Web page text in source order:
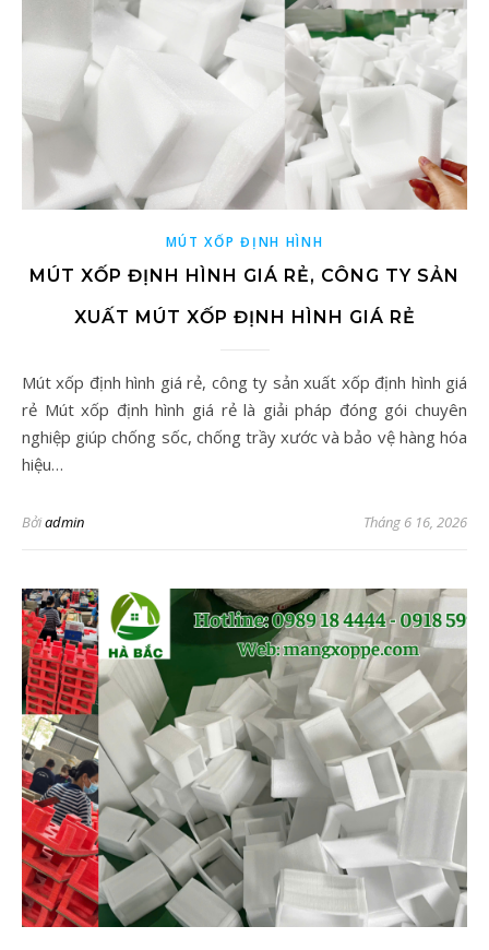
MÚT XỐP ĐỊNH HÌNH
MÚT XỐP ĐỊNH HÌNH GIÁ RẺ, CÔNG TY SẢN
XUẤT MÚT XỐP ĐỊNH HÌNH GIÁ RẺ
Mút xốp định hình giá rẻ, công ty sản xuất xốp định hình giá
rẻ Mút xốp định hình giá rẻ là giải pháp đóng gói chuyên
nghiệp giúp chống sốc, chống trầy xước và bảo vệ hàng hóa
hiệu…
Bởiadmin Tháng 6 16, 2026